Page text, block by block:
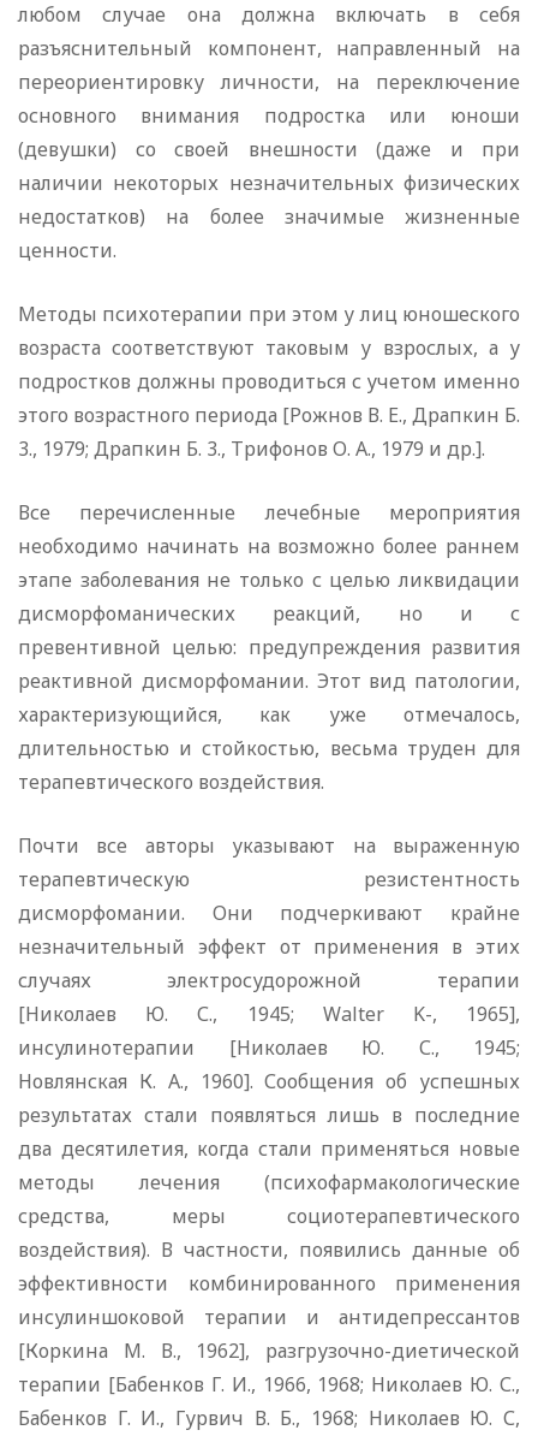
любом случае она должна включать в себя
разъяснительный компонент, направленный на
переориентировку личности, на переключение
основного внимания подростка или юноши
(девушки) со своей внешности (даже и при
наличии некоторых незначительных физических
недостатков) на более значимые жизненные
ценности.
Методы психотерапии при этом у лиц юношеского
возраста соответствуют таковым у взрослых, а у
подростков должны проводиться с учетом именно
этого возрастного периода [Рожнов В. Е., Драпкин Б.
3., 1979; Драпкин Б. 3., Трифонов О. А., 1979 и др.].
Все перечисленные лечебные мероприятия
необходимо начинать на возможно более раннем
этапе заболевания не только с целью ликвидации
дисморфоманических реакций, но и с
превентивной целью: предупреждения развития
реактивной дисморфомании. Этот вид патологии,
характеризующийся, как уже отмечалось,
длительностью и стойкостью, весьма труден для
терапевтического воздействия.
Почти все авторы указывают на выраженную
терапевтическую резистентность
дисморфомании. Они подчеркивают крайне
незначительный эффект от применения в этих
случаях электросудорожной терапии
[Николаев Ю. С., 1945; Walter K-, 1965],
инсулинотерапии [Николаев Ю. С., 1945;
Новлянская К. А., 1960]. Сообщения об успешных
результатах стали появляться лишь в последние
два десятилетия, когда стали применяться новые
методы лечения (психофармакологические
средства, меры социотерапевтического
воздействия). В частности, появились данные об
эффективности комбинированного применения
инсулиншоковой терапии и антидепрессантов
[Коркина М. В., 1962], разгрузочно-диетической
терапии [Бабенков Г. И., 1966, 1968; Николаев Ю. С.,
Бабенков Г. И., Гурвич В. Б., 1968; Николаев Ю. С,